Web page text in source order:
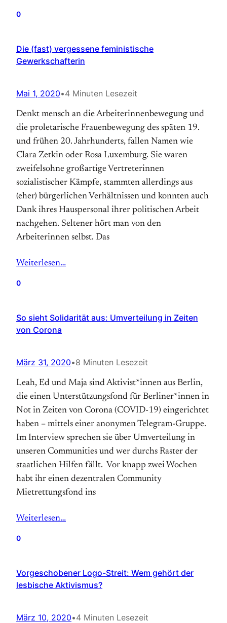
0
Die (fast) vergessene feministische
Gewerkschafterin
Mai 1, 2020•4 Minuten Lesezeit
Denkt mensch an die Arbeiterinnenbewegung und
die proletarische Frauenbewegung des späten 19.
und frühen 20. Jahrhunderts, fallen Namen wie
Clara Zetkin oder Rosa Luxemburg. Sie waren
zweifelsohne großartige Vertreterinnen
sozialistischer Kämpfe, stammten allerdings aus
(eher) bürgerlichen Verhältnissen und konnten auch
Dank ihres Hauspersonal ihrer politischen Arbeit
nachgehen. Seltener hört man von den
Arbeiterinnen selbst. Das
Weiterlesen…
0
So sieht Solidarität aus: Umverteilung in Zeiten
von Corona
März 31, 2020•8 Minuten Lesezeit
Leah, Ed und Maja sind Aktivist*innen aus Berlin,
die einen Unterstützungsfond für Berliner*innen in
Not in Zeiten von Corona (COVID-19) eingerichtet
haben – mittels einer anonymen Telegram-Gruppe.
Im Interview sprechen sie über Umverteilung in
unseren Communities und wer durchs Raster der
staatlichen Hilfen fällt. Vor knapp zwei Wochen
habt ihr einen dezentralen Community
Mietrettungsfond ins
Weiterlesen…
0
Vorgeschobener Logo-Streit: Wem gehört der
lesbische Aktivismus?
März 10, 2020•4 Minuten Lesezeit